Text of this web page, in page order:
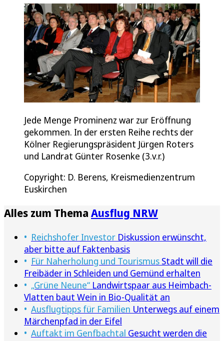
Jede Menge Prominenz war zur Eröffnung
gekommen. In der ersten Reihe rechts der
Kölner Regierungspräsident Jürgen Roters
und Landrat Günter Rosenke (3.v.r.)
Copyright: D. Berens, Kreismedienzentrum
Euskirchen
Alles zum Thema Ausflug NRW
Reichshofer Investor Diskussion erwünscht,
aber bitte auf Faktenbasis
Für Naherholung und Tourismus Stadt will die
Freibäder in Schleiden und Gemünd erhalten
„Grüne Neune“ Landwirtspaar aus Heimbach-
Vlatten baut Wein in Bio-Qualität an
Ausflugtipps für Familien Unterwegs auf einem
Märchenpfad in der Eifel
Auftakt im Genfbachtal Gesucht werden die